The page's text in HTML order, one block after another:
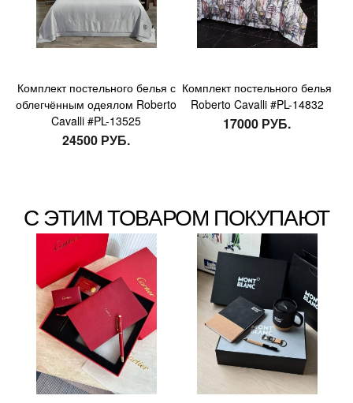
Комплект постельного белья с
облегчённым одеялом Roberto
Cavalli #PL-13525
24500 РУБ.
Комплект постельного белья
Roberto Cavalli #PL-14832
17000 РУБ.
С ЭТИМ ТОВАРОМ ПОКУПАЮТ